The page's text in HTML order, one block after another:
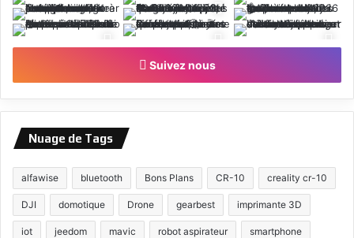
Suivez nous
Nuage de Tags
alfawise bluetooth Bons Plans CR-10 creality cr-10
DJI domotique Drone gearbest imprimante 3D
iot jeedom mavic robot aspirateur smartphone